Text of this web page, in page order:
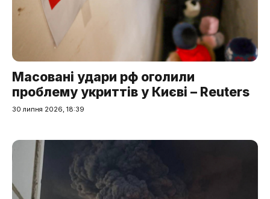
Масовані удари рф оголили
проблему укриттів у Києві – Reuters
30 липня 2026, 18:39